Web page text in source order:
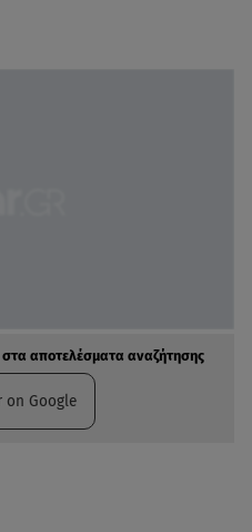
αποτελέσματα αναζήτησης
on Google